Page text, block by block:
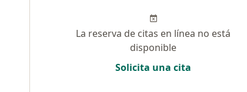
La reserva de citas en línea no está
disponible
Solicita una cita